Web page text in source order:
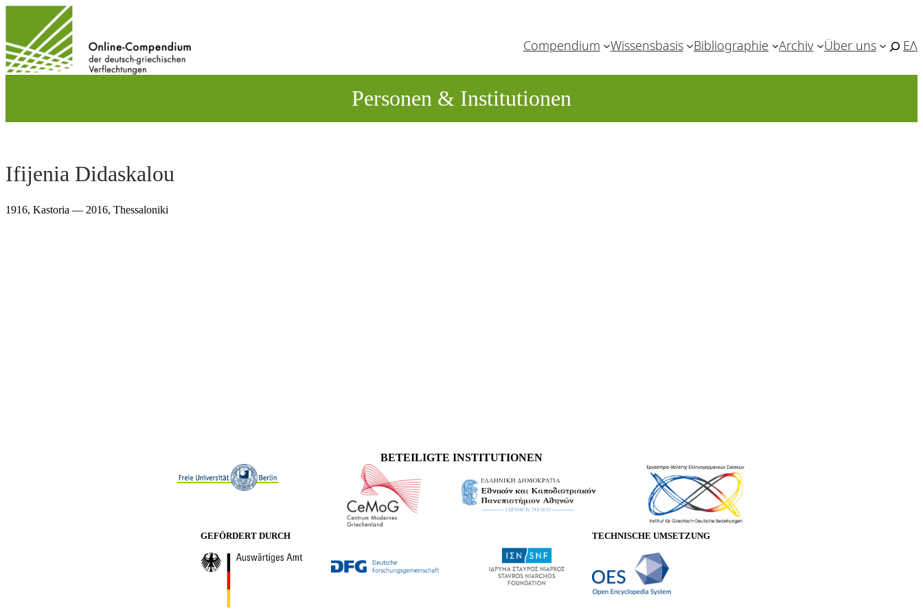
wechseln
Compendium Wissensbasis Bibliographie Archiv Über uns ΕΛ
Personen & Institutionen
Ifijenia Didaskalou
1916, Kastoria — 2016, Thessaloniki
BETEILIGTE INSTITUTIONEN
GEFÖRDERT DURCH TECHNISCHE UMSETZUNG